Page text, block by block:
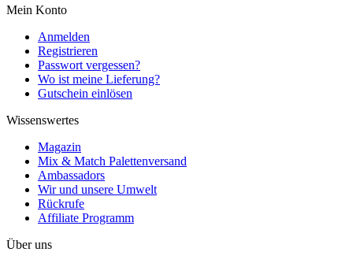
Mein Konto
Anmelden
Registrieren
Passwort vergessen?
Wo ist meine Lieferung?
Gutschein einlösen
Wissenswertes
Magazin
Mix & Match Palettenversand
Ambassadors
Wir und unsere Umwelt
Rückrufe
Affiliate Programm
Über uns